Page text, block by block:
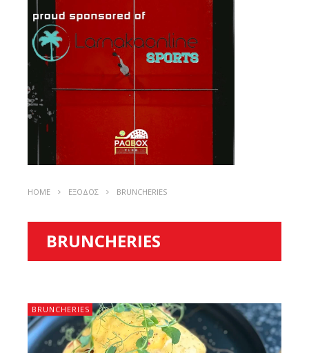
HOME ΕΞΟΔΟΣ BRUNCHERIES
BRUNCHERIES
BRUNCHERIES